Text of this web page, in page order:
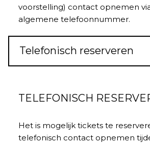
voorstelling) contact opnemen
algemene telefoonnummer.
Telefonisch reserveren
TELEFONISCH
Het is mogelijk tickets te
telefonisch contact opnemen